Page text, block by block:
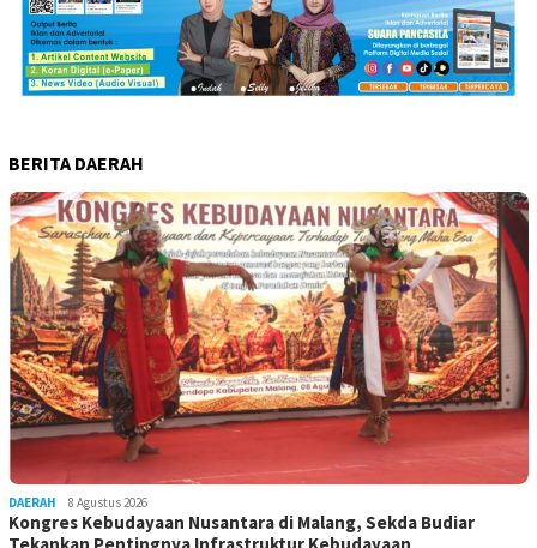
BERITA DAERAH
DAERAH 8 Agustus 2026
Kongres Kebudayaan Nusantara di Malang, Sekda Budiar